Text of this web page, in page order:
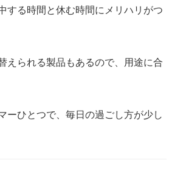
する時間と休む時間にメリハリがつ
えられる製品もあるので、用途に合
ーひとつで、毎日の過ごし方が少し